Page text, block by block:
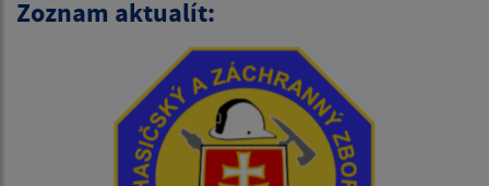
Zoznam aktualít: